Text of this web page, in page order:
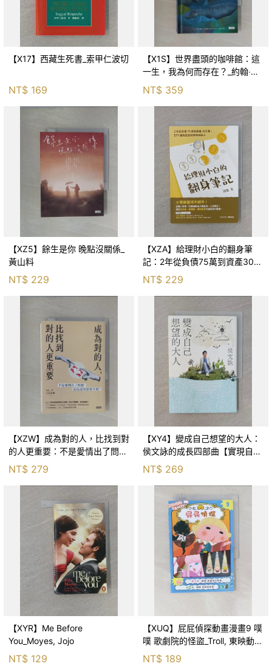
【X17】西藏生死書_索甲仁波切
NT$ 169
【X1S】世界盡頭的咖啡館：這
一生，我為何而存在？_約翰‧史
崔勒基, Elsa
NT$ 359
【XZ5】餘生是你 晚點沒關係_
黃山料
NT$ 229
【XZA】給理財小白的翻身筆
記：2年從負債75萬到資產300
萬，ETF讓我走在財務自由路上_
鐵蛋
NT$ 229
【XZW】成為對的人，比找到對
的人更重要：不是愛情出了問
題，而是認知需要升級！_Mr. P
NT$ 279
【XY4】變成自己想望的大人：
侯文詠的成長四部曲【實現自
己】_侯文詠
NT$ 269
【XYR】Me Before
You_Moyes, Jojo
NT$ 129
【XUQ】屁屁偵探動畫漫畫9 噗
噗 歌劇院的怪盜_Troll, 東映動畫
株式會社, 張東君
NT$ 189